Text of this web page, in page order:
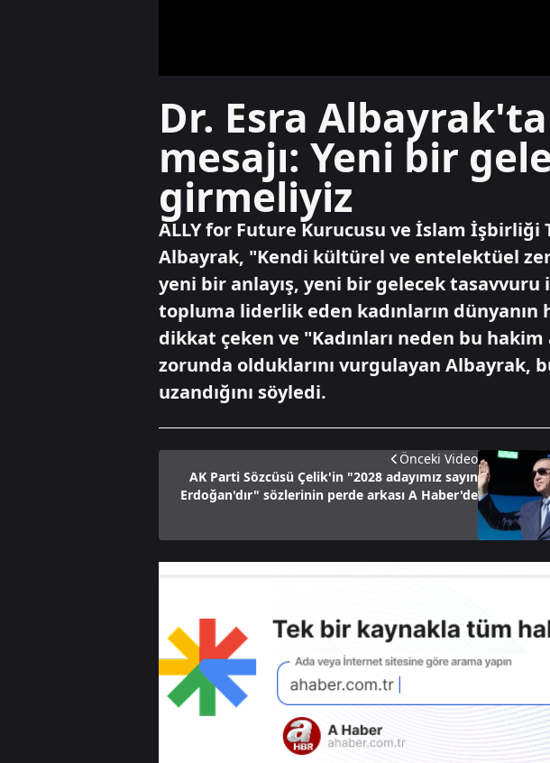
Dr. Esra
mesajı: Yeni bir
girmeliyiz
ALLY for Future Kurucusu ve İslam İşbirliği
Albayrak, "Kendi kültürel ve entelektüel
yeni bir anlayış, yeni bir gelecek
topluma liderlik eden kadınların
dikkat çeken ve "Kadınları neden bu
zorunda olduklarını vurgulayan Albayrak,
uzandığını söyledi.
Önceki Video
AK Parti Sözcüsü Çelik'in "2028 adayımız sayın
Erdoğan'dır" sözlerinin perde arkası A Haber'de